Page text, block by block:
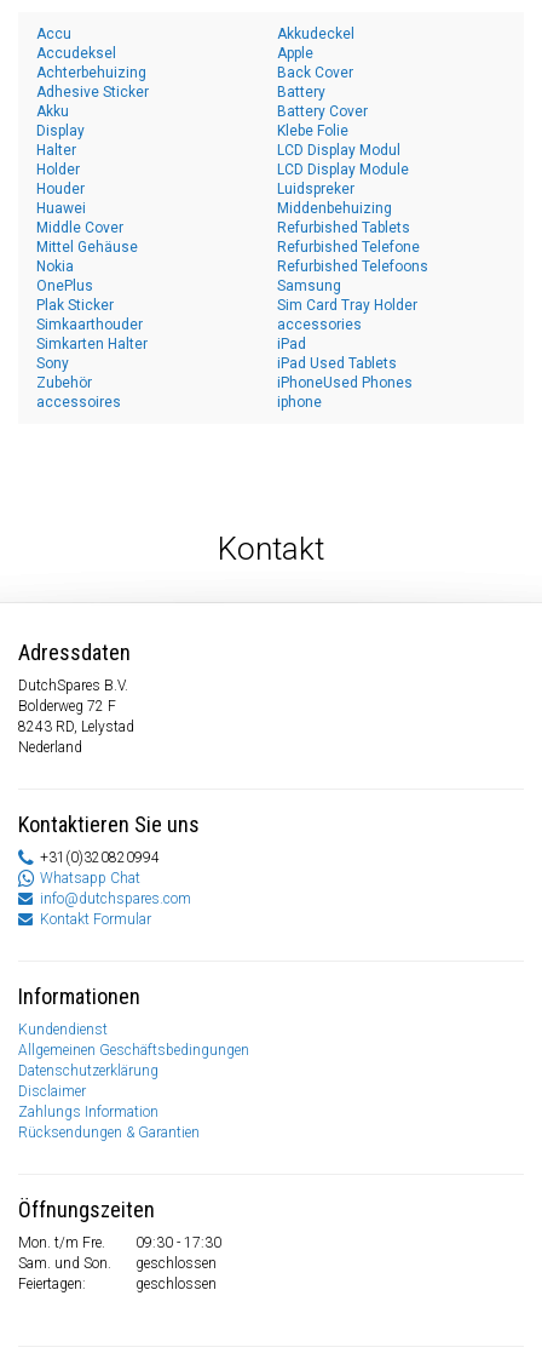
Accu
Accudeksel
Achterbehuizing
Adhesive Sticker
Akku
Akkudeckel
Apple
Back Cover
Battery
Battery Cover
Display
Halter
Holder
Houder
Huawei
Klebe Folie
LCD Display Modul
LCD Display Module
Luidspreker
Middenbehuizing
Middle Cover
Mittel Gehäuse
Nokia
OnePlus
Plak Sticker
Refurbished Tablets
Refurbished Telefone
Refurbished Telefoons
Samsung
Sim Card Tray Holder
Simkaarthouder
Simkarten Halter
Sony
Zubehör
accessoires
accessories
iPad
iPad Used Tablets
iPhoneUsed Phones
iphone
Kontakt
Adressdaten
DutchSpares B.V.
Bolderweg 72 F
8243 RD, Lelystad
Nederland
Kontaktieren Sie uns
+31(0)320820994
Whatsapp Chat
info@dutchspares.com
Kontakt Formular
Informationen
Kundendienst
Allgemeinen Geschäftsbedingungen
Datenschutzerklärung
Disclaimer
Zahlungs Information
Rücksendungen & Garantien
Öffnungszeiten
Mon. t/m Fre.
09:30 - 17:30
Sam. und Son.
geschlossen
Feiertagen:
geschlossen